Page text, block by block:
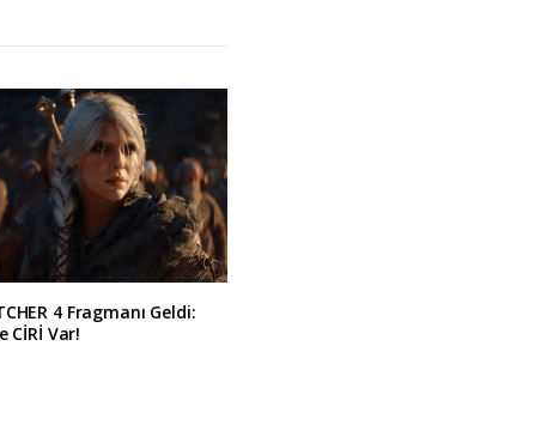
4 Fragmanı Geldi:
CİRİ Var!